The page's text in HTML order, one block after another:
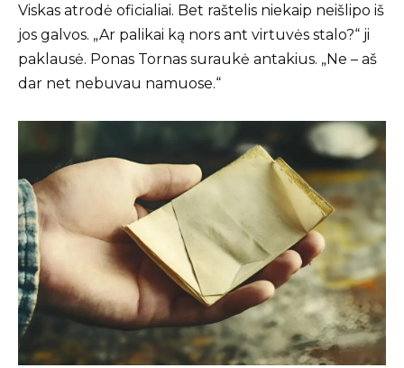
Viskas atrodė oficialiai. Bet raštelis niekaip neišlipo iš
jos galvos. „Ar palikai ką nors ant virtuvės stalo?“ ji
paklausė. Ponas Tornas suraukė antakius. „Ne – aš
dar net nebuvau namuose.“